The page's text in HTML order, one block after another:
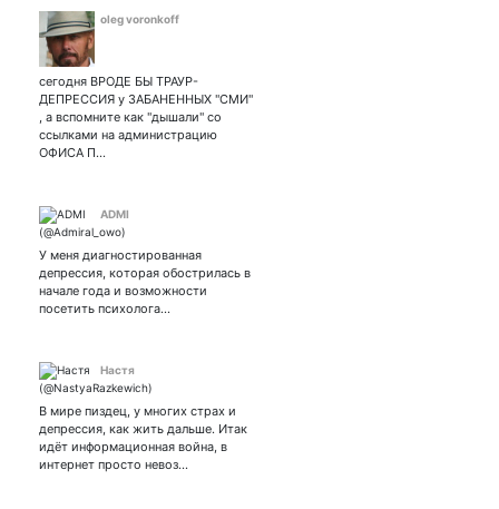
oleg voronkoff
сегодня ВРОДЕ БЫ ТРАУР-
ДЕПРЕССИЯ у ЗАБАНЕННЫХ "СМИ"
, а вспомните как "дышали" со
ссылками на администрацию
ОФИСА П…
ADMI
У меня диагностированная
депрессия, которая обострилась в
начале года и возможности
посетить психолога…
Настя
В мире пиздец, у многих страх и
депрессия, как жить дальше. Итак
идёт информационная война, в
интернет просто невоз…